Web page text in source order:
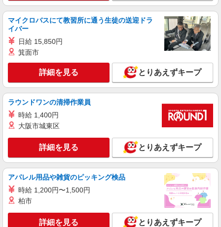
派遣社員
株式会社シエロ
時給1500円〜 ※残業など含めた想定月収
あり） ゜+゜・。○。・゜+゜・。○。・゜+゜ 入
社祝い金10万円支給(規定有) お友達を紹介頂くと,
インセンティブ支給(規定有) ★月2回払い・週払い
可能（規程有）★ ゜・。○。・゜+゜・。○。・゜
+゜
キープ 詳細を見る
紹介予定派遣
株式会社シエロ
時給1500円〜 月給29万程度 ※残業代支給 ★
交通費別途支給（規定あり） ゜+゜・。○。・゜
+゜・。○。・゜+゜ 入社祝い金10万円支給(規定
有) ★月2回払い・週払い可能（規程有）★ ゜・。
○。・゜+゜・。○。・゜+゜
キープ 詳細を見る
株式会社テクノ・サービス/お仕事No/0890624
マイクロバスにて教習所に通う生徒の送迎ドラ
イバー
日給 15,850円
箕面市
詳細を見る とりあえずキープ
ラウンドワンの清掃作業員
時給 1,400円
大阪市城東区
詳細を見る とりあえずキープ
アパレル用品や雑貨のピッキング検品
時給 1,200円〜1,500円
柏市
詳細を見る とりあえずキープ